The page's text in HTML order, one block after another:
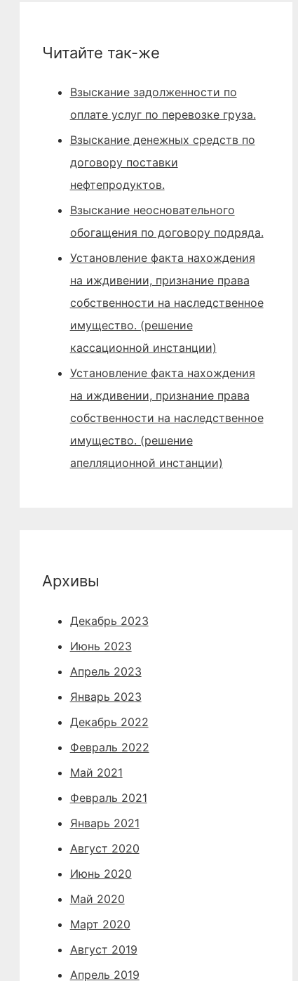
Читайте так-же
Взыскание задолженности по
оплате услуг по перевозке груза.
Взыскание денежных средств по
договору поставки
нефтепродуктов.
Взыскание неосновательного
обогащения по договору подряда.
Установление факта нахождения
на иждивении, признание права
собственности на наследственное
имущество. (решение
кассационной инстанции)
Установление факта нахождения
на иждивении, признание права
собственности на наследственное
имущество. (решение
апелляционной инстанции)
Архивы
Декабрь 2023
Июнь 2023
Апрель 2023
Январь 2023
Декабрь 2022
Февраль 2022
Май 2021
Февраль 2021
Январь 2021
Август 2020
Июнь 2020
Май 2020
Март 2020
Август 2019
Апрель 2019